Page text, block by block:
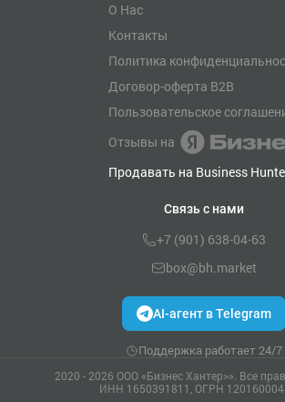
О Нас
Контакты
Политика
Договор-оферта B2B
Пользовательское
Отзывы на
Продавать на Business
Связь с нами
+7 (901) 638-04-63
box@bh.market
AI-агент в Telegram
Поддержка работает 24/7
2020 - 2026 ООО «Бизнес Хантер>». Все
ИНН 1650391811, ОГРН